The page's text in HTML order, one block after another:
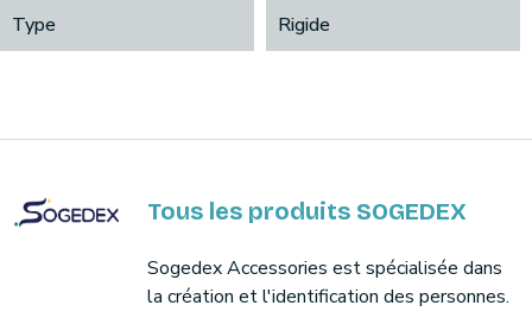
Type Rigide
Tous les produits SOGEDEX
Sogedex Accessories est spécialisée dans
la création et l'identification des personnes.